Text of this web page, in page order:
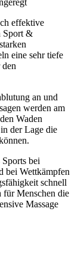
effektive
Sport &
eine sehr tiefe
an und
werden am
Waden
der Lage die
bei
bei Wettkämpfen
schnell
für Menschen die
Massage